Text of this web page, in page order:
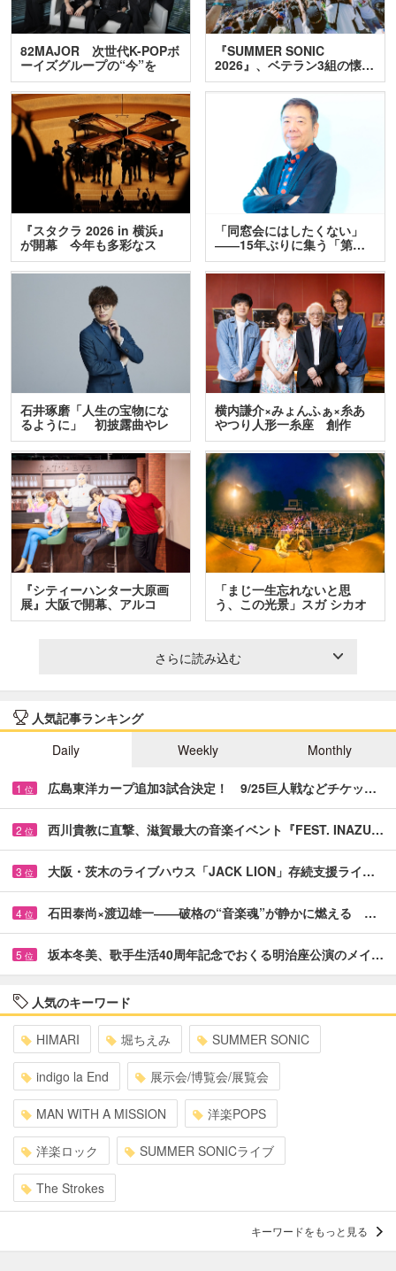
82MAJOR 次世代K-POPボ
ーイズグループの“今”を
訊…
『SUMMER SONIC
2026』、ベテラン3組の懐…
『スタクラ 2026 in 横浜』
が開幕 今年も多彩なス
テ…
「同窓会にはしたくない」
――15年ぶりに集う「第…
石井琢磨「人生の宝物にな
るように」 初披露曲やレ
ア…
横内謙介×みょんふぁ×糸あ
やつり人形一糸座 創作
人…
『シティーハンター大原画
展』大阪で開幕、アルコ
＆…
「まじ一生忘れないと思
う、この光景」スガ シカオ
と…
さらに読み込む
人気記事ランキング
Daily
Weekly Monthly
1 位 広島東洋カープ追加3試合決定！ 9/25巨人戦などチケッ…
2 位 西川貴教に直撃、滋賀最大の音楽イベント『FEST. INAZU…
3 位 大阪・茨木のライブハウス「JACK LION」存続支援ライ…
4 位 石田泰尚×渡辺雄一――破格の“音楽魂”が静かに燃える …
5 位 坂本冬美、歌手生活40周年記念でおくる明治座公演のメイ…
人気のキーワード
HIMARI 堀ちえみ SUMMER SONIC
indigo la End 展示会/博覧会/展覧会
MAN WITH A MISSION 洋楽POPS
洋楽ロック SUMMER SONICライブ
The Strokes
キーワードをもっと見る